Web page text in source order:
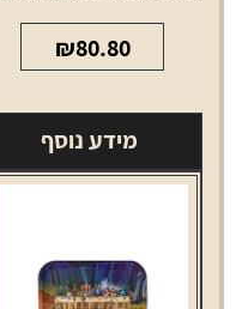
₪80.80
מידע נוסף